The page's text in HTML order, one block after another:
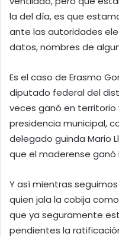
la del día, es que
ante las autoridades
datos, nombres de
Es el caso de Erasmo
diputado federal del
veces ganó en territorio
presidencia municipal,
delegado guinda Mario
que el maderense ganó
Y así mientras
quien jala la cobija
que ya seguramente
pendientes la